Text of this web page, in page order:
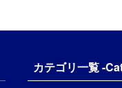
カテゴリ一覧 -